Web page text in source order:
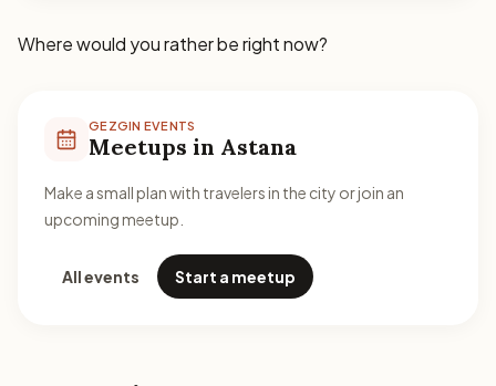
Where would you rather be right now?
GEZGIN EVENTS
Meetups in Astana
Make a small plan with travelers in the city or join an
upcoming meetup.
All events Start a meetup